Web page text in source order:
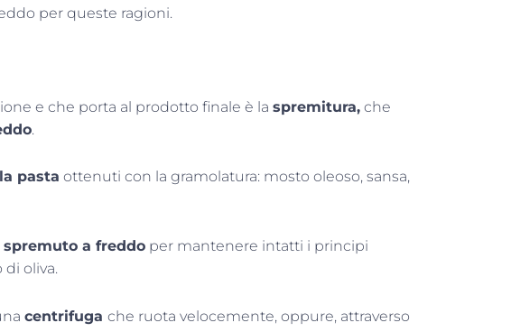
per queste ragioni.
e che porta al prodotto finale è laspremitura, che
.
pasta ottenuti con la gramolatura: mosto oleoso, sansa,
spremuto a freddo per mantenere intatti i principi
di oliva.
centrifugache ruota velocemente, oppure, attraverso